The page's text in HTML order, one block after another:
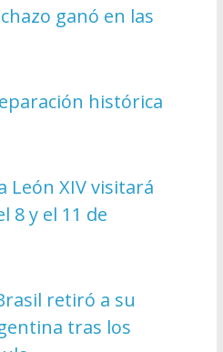
ganó en las
histórica
León XIV visitará
8 y el 11 de
retiró a su
tras los